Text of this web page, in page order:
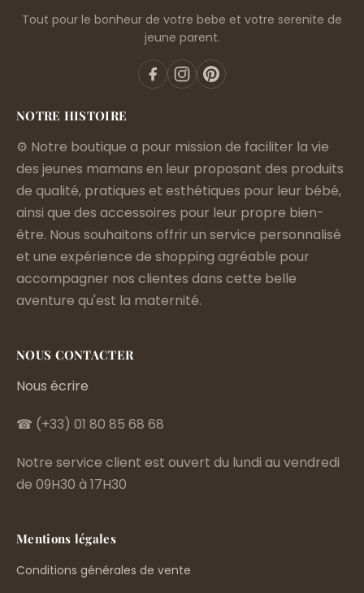
Tout pour le bonheur de votre bebe et votre serenite de
jeune parent.
NOTRE HISTOIRE
⚙️ Notre boutique a pour mission de faciliter la vie
des jeunes mamans en leur proposant des produits
de qualité, pratiques et esthétiques pour leur bébé,
ainsi que des accessoires pour leur propre bien-
être. Nous souhaitons offrir un service personnalisé
et une expérience de shopping agréable pour
accompagner nos clientes dans cette belle
aventure qu'est la maternité.
NOUS CONTACTER
Nous écrire
☎ (+33) 01 80 85 68 68
Notre service client est ouvert du lundi au vendredi
de 09H30 à 17H30
Mentions légales
Conditions générales de vente